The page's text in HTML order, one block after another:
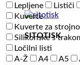
SITOTISK
Lepljene
Lističi
Kuverte
Kuverte za
Silikonske s
Ločilni listi
A-Ž
A4 A5